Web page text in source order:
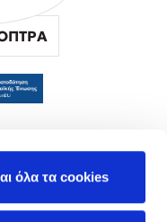
όλα τα cookies